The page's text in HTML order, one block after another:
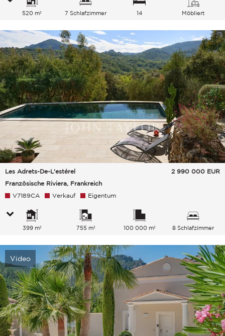
520 m² 7 Schlafzimmer
14
Möbliert
Les Adrets-De-L'estérel
Französische Riviera, Frankreich
2 990 000 EUR
V7189CA Verkauf Eigentum
399 m² 755 m² 100 000 m² 8 Schlafzimmer
Video